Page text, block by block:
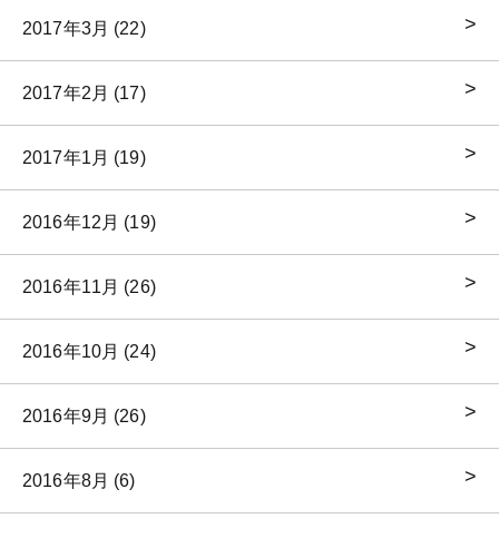
2017年3月 (22)
2017年2月 (17)
2017年1月 (19)
2016年12月 (19)
2016年11月 (26)
2016年10月 (24)
2016年9月 (26)
2016年8月 (6)